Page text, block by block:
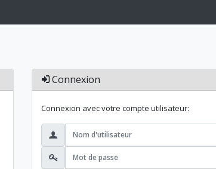
Connexion
Connexion avec votre compte utilisateur: